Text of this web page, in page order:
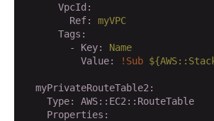
      VpcId:
        Ref:
myVPC
      Tags:
        - Key:
Name
          Value:
!Sub
  myPrivateRouteTable2:
    Type:
AWS::EC2::RouteTable
    Properties: